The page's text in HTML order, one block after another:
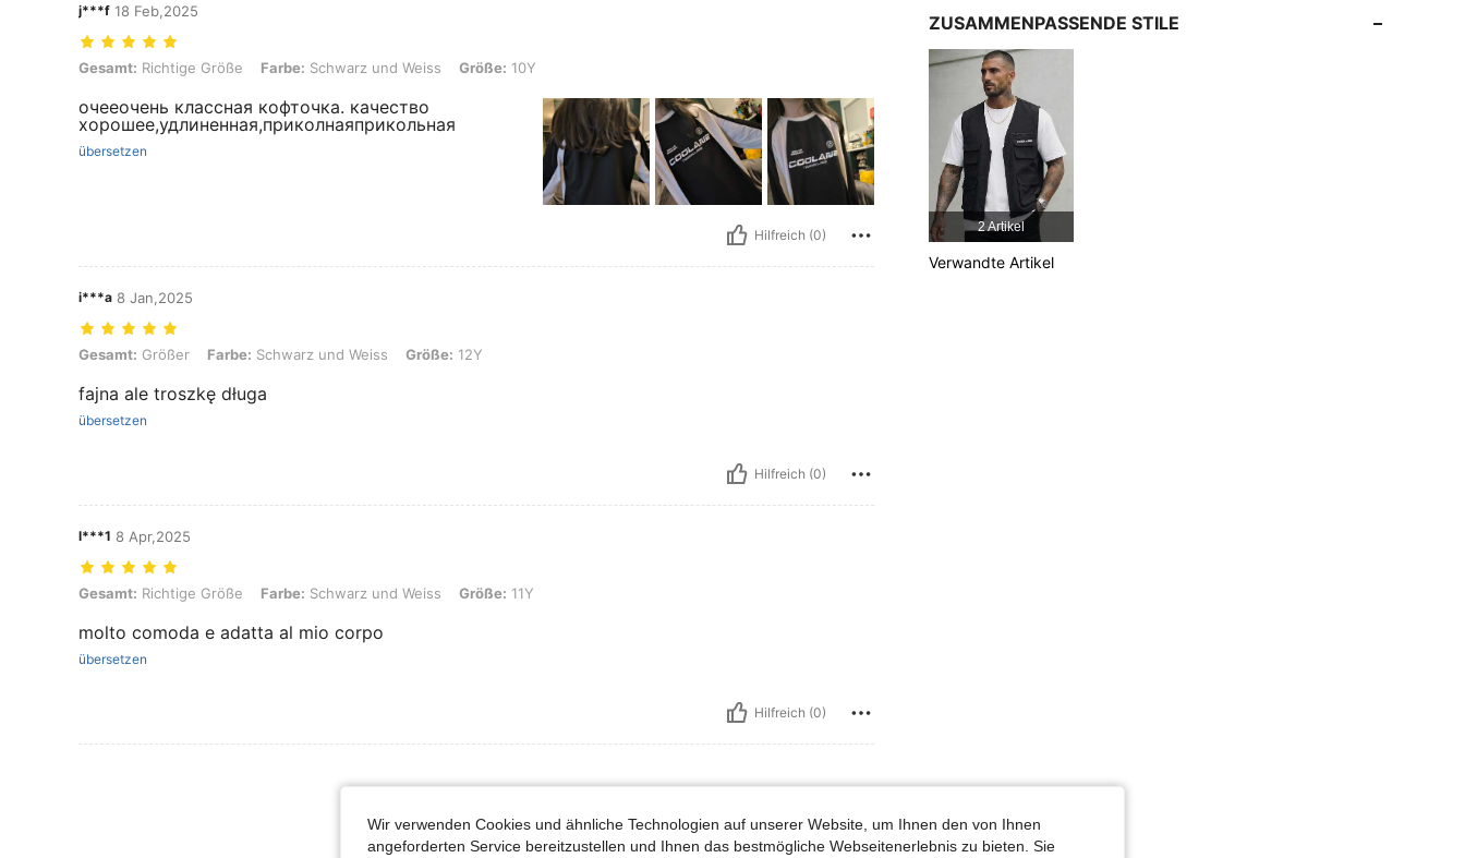
j***f 18 Feb,2025
Gesamt: Richtige Größe, Farbe: Schwarz und Weiss, Größe: 10Y
Gesamt: Richtige Größe Farbe: Schwarz und Weiss Größe: 10Y
очееочень классная кофточка. качество
хорошее,удлиненная,приколнаяприкольная
übersetzen
Hilfreich (0)
i***a 8 Jan,2025
Gesamt: Größer, Farbe: Schwarz und Weiss, Größe: 12Y
Gesamt: Größer Farbe: Schwarz und Weiss Größe: 12Y
fajna ale troszkę długa
übersetzen
Hilfreich (0)
l***1 8 Apr,2025
Gesamt: Richtige Größe, Farbe: Schwarz und Weiss, Größe: 11Y
Gesamt: Richtige Größe Farbe: Schwarz und Weiss Größe: 11Y
molto comoda e adatta al mio corpo
übersetzen
Hilfreich (0)
4,86
4,86
4,86
4,86
ZUSAMMENPASSENDE STILE
2 Artikel
Verwandte Artikel
Wir verwenden Cookies und ähnliche Technologien auf unserer Website, um Ihnen den von Ihnen
angeforderten Service bereitzustellen und Ihnen das bestmögliche Webseitenerlebnis zu bieten. Sie